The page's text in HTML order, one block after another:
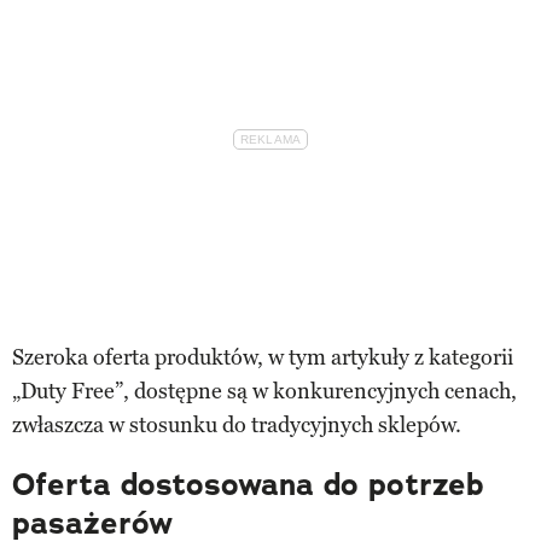
Szeroka oferta produktów, w tym artykuły z kategorii
„Duty Free”, dostępne są w konkurencyjnych cenach,
zwłaszcza w stosunku do tradycyjnych sklepów.
Oferta dostosowana do potrzeb
pasażerów